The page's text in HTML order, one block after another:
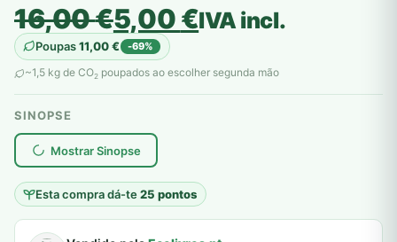
16,00€
O
preço
original
era:
16,00 €.
5,00€
O
preço
atual
é:
5,00 €.
IVA incl.
Poupas11,00€ -69%
~1,5 kg de CO2 poupados ao escolher segunda mão
SINOPSE
Mostrar Sinopse
Esta compra dá-te25 pontos
plantar árvores reais